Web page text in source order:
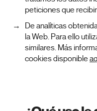
peticiones que
De analíticas
la Web. Para ello
similares. Más
cookies disponible